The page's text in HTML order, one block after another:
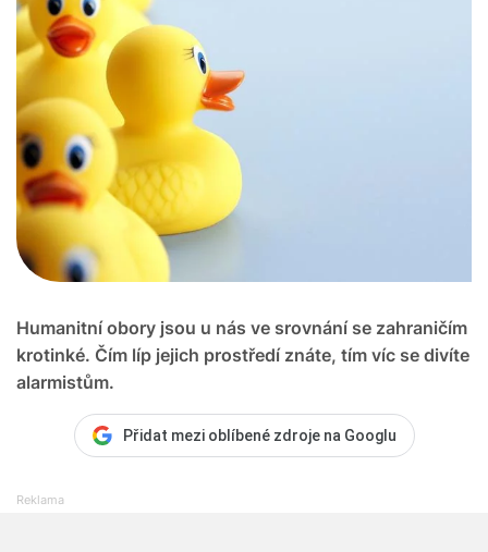
Humanitní obory jsou u nás ve srovnání se zahraničím
krotinké. Čím líp jejich prostředí znáte, tím víc se divíte
alarmistům.
Přidat mezi oblíbené zdroje na Googlu